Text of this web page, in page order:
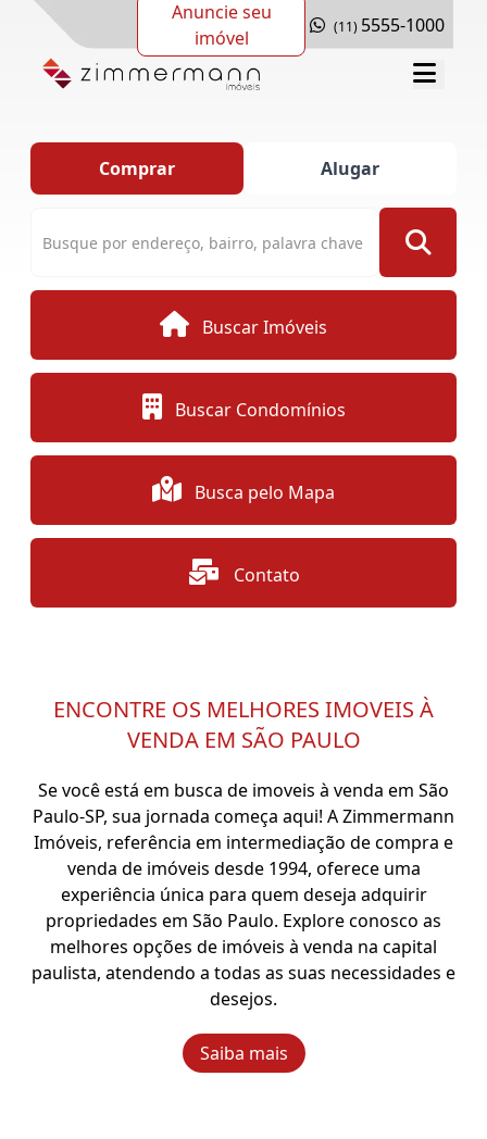
Anuncie seu
imóvel
(11) 5555-1000
Comprar Alugar
Buscar Imóveis
Buscar Condomínios
Busca pelo Mapa
Contato
ENCONTRE OS MELHORES IMOVEIS À
VENDA EM SÃO PAULO
Se você está em busca de imoveis à venda em São
Paulo-SP, sua jornada começa aqui! A Zimmermann
Imóveis, referência em intermediação de compra e
venda de imóveis desde 1994, oferece uma
experiência única para quem deseja adquirir
propriedades em São Paulo. Explore conosco as
melhores opções de imóveis à venda na capital
paulista, atendendo a todas as suas necessidades e
desejos.
Saiba mais